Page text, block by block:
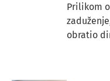
Prilikom
obratio